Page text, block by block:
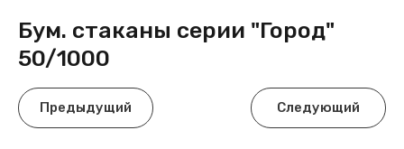
Бум. стаканы серии "Город"
50/1000
Предыдущий Следующий